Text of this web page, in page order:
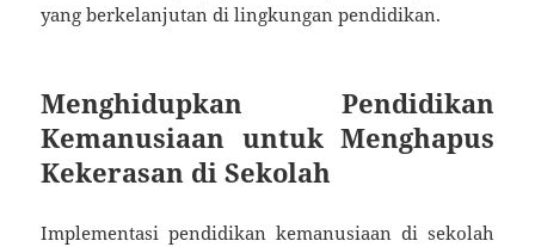
yang berkelanjutan di lingkungan pendidikan.
Menghidupkan Pendidikan
Kemanusiaan untuk Menghapus
Kekerasan di Sekolah
Implementasi pendidikan kemanusiaan di sekolah